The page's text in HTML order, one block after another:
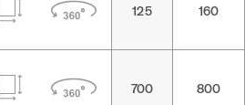
125 160
700 800